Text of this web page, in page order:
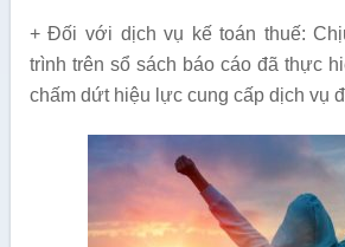
+ Đối với dịch vụ kế toán thuế:
trình trên sổ sách báo cáo đã thực
chấm dứt hiệu lực cung cấp dịch vụ